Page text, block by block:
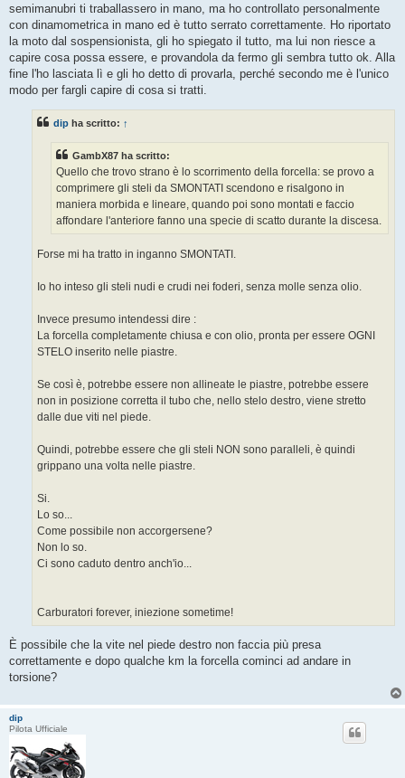
semimanubri ti traballassero in mano, ma ho controllato personalmente
con dinamometrica in mano ed è tutto serrato correttamente. Ho riportato
la moto dal sospensionista, gli ho spiegato il tutto, ma lui non riesce a
capire cosa possa essere, e provandola da fermo gli sembra tutto ok. Alla
fine l'ho lasciata lì e gli ho detto di provarla, perché secondo me è l'unico
modo per fargli capire di cosa si tratti.
dip ha scritto: ↑
GambX87 ha scritto:
Quello che trovo strano è lo scorrimento della forcella: se provo a
comprimere gli steli da SMONTATI scendono e risalgono in
maniera morbida e lineare, quando poi sono montati e faccio
affondare l'anteriore fanno una specie di scatto durante la discesa.
Forse mi ha tratto in inganno SMONTATI.
Io ho inteso gli steli nudi e crudi nei foderi, senza molle senza olio.
Invece presumo intendessi dire :
La forcella completamente chiusa e con olio, pronta per essere OGNI
STELO inserito nelle piastre.
Se così è, potrebbe essere non allineate le piastre, potrebbe essere
non in posizione corretta il tubo che, nello stelo destro, viene stretto
dalle due viti nel piede.
Quindi, potrebbe essere che gli steli NON sono paralleli, è quindi
grippano una volta nelle piastre.
Si.
Lo so...
Come possibile non accorgersene?
Non lo so.
Ci sono caduto dentro anch'io...
Carburatori forever, iniezione sometime!
È possibile che la vite nel piede destro non faccia più presa
correttamente e dopo qualche km la forcella cominci ad andare in
torsione?
dip
Pilota Ufficiale